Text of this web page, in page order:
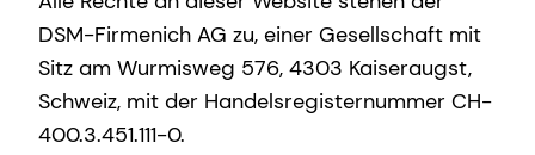
DSM-Firmenich AG zu, einer Gesellschaft mit
Sitz am Wurmisweg 576, 4303 Kaiseraugst,
Schweiz, mit der Handelsregisternummer CH-
400.3.451.111-0.